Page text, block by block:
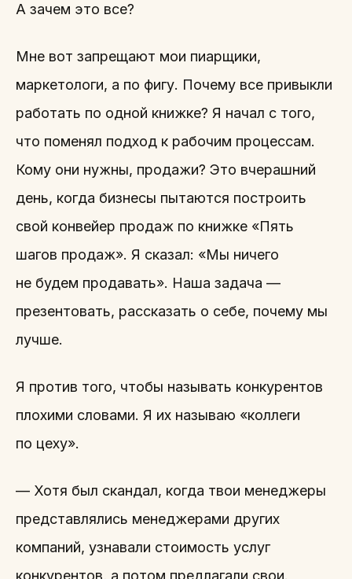
А зачем это все?
Мне вот запрещают мои пиарщики,
маркетологи, а по фигу. Почему все привыкли
работать по одной книжке? Я начал с того,
что поменял подход к рабочим процессам.
Кому они нужны, продажи? Это вчерашний
день, когда бизнесы пытаются построить
свой конвейер продаж по книжке «Пять
шагов продаж». Я сказал: «Мы ничего
не будем продавать». Наша задача —
презентовать, рассказать о себе, почему мы
лучше.
Я против того, чтобы называть конкурентов
плохими словами. Я их называю «коллеги
по цеху».
— Хотя был скандал, когда твои менеджеры
представлялись менеджерами других
компаний, узнавали стоимость услуг
конкурентов, а потом предлагали свои.